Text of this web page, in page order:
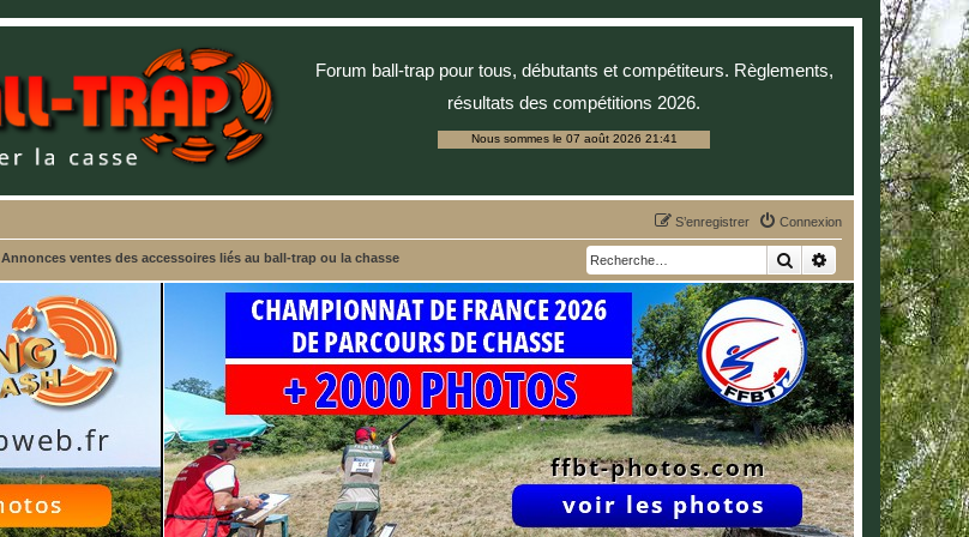
Forum ball-trap pour tous, débutants et compétiteurs. Règlements,
résultats des compétitions 2026.
Nous sommes le 07 août 2026 21:41
Connexion
S’enregistrer
Annonces ventes des accessoires liés au ball-trap ou la chasse RechercherRecherche avancée